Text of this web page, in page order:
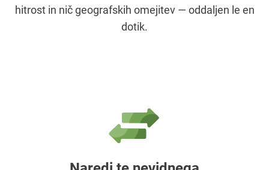
hitrost in nič geografskih omejitev — oddaljen le en
dotik.